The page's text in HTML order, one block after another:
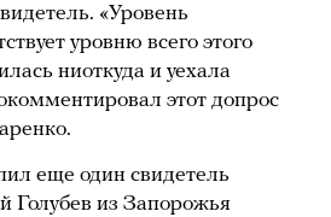
«Уровень
уровню всего этого
ниоткуда и уехала
этот допрос
еще один свидетель
Голубев из Запорожья